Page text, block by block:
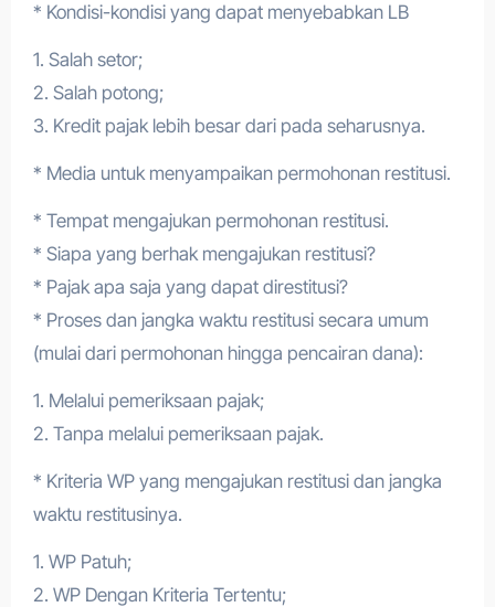
* Kondisi-kondisi yang dapat menyebabkan LB
1. Salah setor;
2. Salah potong;
3. Kredit pajak lebih besar dari pada seharusnya.
* Media untuk menyampaikan permohonan restitusi.
* Tempat mengajukan permohonan restitusi.
* Siapa yang berhak mengajukan restitusi?
* Pajak apa saja yang dapat direstitusi?
* Proses dan jangka waktu restitusi secara umum
(mulai dari permohonan hingga pencairan dana):
1. Melalui pemeriksaan pajak;
2. Tanpa melalui pemeriksaan pajak.
* Kriteria WP yang mengajukan restitusi dan jangka
waktu restitusinya.
1. WP Patuh;
2. WP Dengan Kriteria Tertentu;